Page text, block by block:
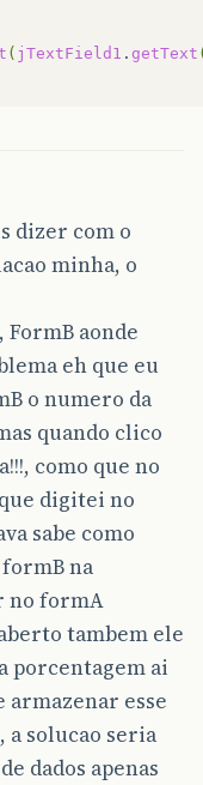
( jTextField1 . getText
dizer com o
minha, o
aonde
eh que eu
o numero da
quando clico
como que no
digitei no
sabe como
na
no formA
tambem ele
porcentagem ai
armazenar esse
solucao seria
dados apenas